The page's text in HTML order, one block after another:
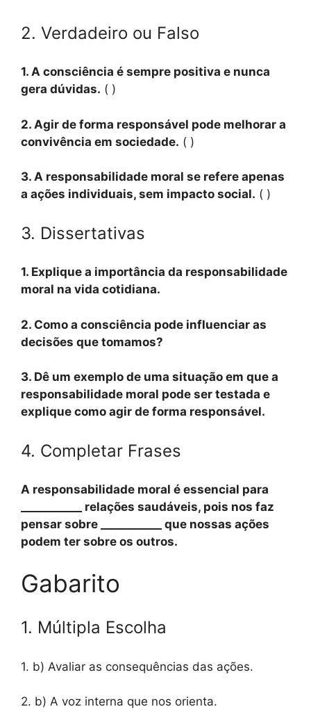
2. Verdadeiro ou Falso
1. A consciência é sempre positiva e nunca
gera dúvidas. ( )
2. Agir de forma responsável pode melhorar a
convivência em sociedade. ( )
3. A responsabilidade moral se refere apenas
a ações individuais, sem impacto social. ( )
3. Dissertativas
1. Explique a importância da responsabilidade
moral na vida cotidiana.
2. Como a consciência pode influenciar as
decisões que tomamos?
3. Dê um exemplo de uma situação em que a
responsabilidade moral pode ser testada e
explique como agir de forma responsável.
4. Completar Frases
A responsabilidade moral é essencial para
___________ relações saudáveis, pois nos faz
pensar sobre ___________ que nossas ações
podem ter sobre os outros.
Gabarito
1. Múltipla Escolha
1. b) Avaliar as consequências das ações.
2. b) A voz interna que nos orienta.